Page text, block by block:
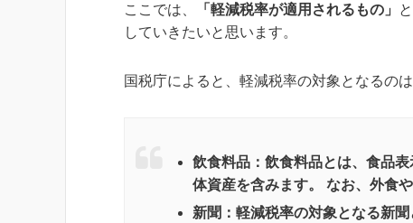
ここでは、 「軽減税率が適用されるもの」 と
していきたいと思います。
国税庁によると、軽減税率の対象となるの
飲食料品：飲食料品とは、食品
体資産を含みます。 なお、外食
新聞：軽減税率の対象となる新